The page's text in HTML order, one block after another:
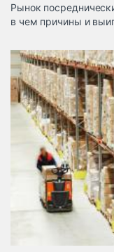
Рынок
в чем причины и